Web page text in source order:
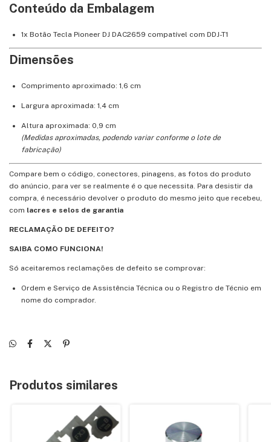
Conteúdo da Embalagem
1x Botão Tecla Pioneer DJ DAC2659 compatível com DDJ-T1
Dimensões
Comprimento aproximado: 1,6 cm
Largura aproximada: 1,4 cm
Altura aproximada: 0,9 cm
(Medidas aproximadas, podendo variar conforme o lote de
fabricação)
Compare bem o código, conectores, pinagens, as fotos do produto
do anúncio, para ver se realmente é o que necessita. Para desistir da
compra, é necessário devolver o produto do mesmo jeito que recebeu,
com lacres e selos de garantia
RECLAMAÇÃO DE DEFEITO?
SAIBA COMO FUNCIONA!
Só aceitaremos reclamações de defeito se comprovar:
Ordem e Serviço de Assistência Técnica ou o Registro de Técnio em
nome do comprador.
Produtos similares